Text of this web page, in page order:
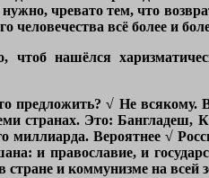
чревато тем, что
человечества всё более и
чтоб нашёлся
предложить? √ Не
странах. Это: Бангладеш,
миллиарда. Вероятнее √
и православие, и
и коммунизме на всей